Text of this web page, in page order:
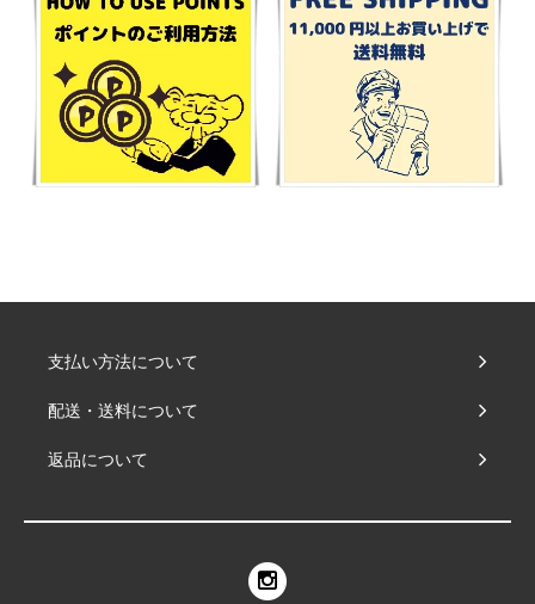
支払い方法について
配送・送料について
返品について